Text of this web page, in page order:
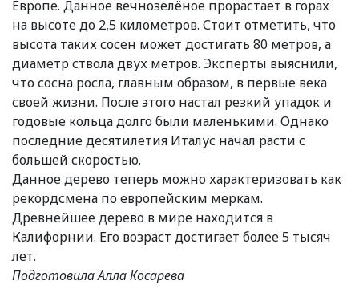
Европе. Данное вечнозелёное прорастает в горах
на высоте до 2,5 километров. Стоит отметить, что
высота таких сосен может достигать 80 метров, а
диаметр ствола двух метров. Эксперты выяснили,
что сосна росла, главным образом, в первые века
своей жизни. После этого настал резкий упадок и
годовые кольца долго были маленькими. Однако
последние десятилетия Италус начал расти с
большей скоростью.
Данное дерево теперь можно характеризовать как
рекордсмена по европейским меркам.
Древнейшее дерево в мире находится в
Калифорнии. Его возраст достигает более 5 тысяч
лет.
Подготовила Алла Косарева